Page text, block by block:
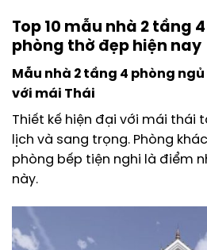
Top 10 mẫu nhà 2 tầng
phòng thờ đẹp hiện nay
Mẫu nhà 2 tầng 4 phòng
với mái Thái
Thiết kế hiện đại với mái thái
lịch và sang trọng. Phòng
phòng bếp tiện nghi là điểm
này.